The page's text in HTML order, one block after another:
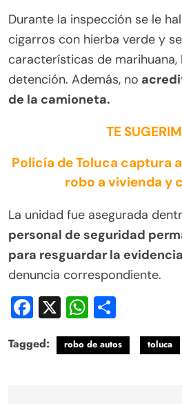
Durante la inspección se le
cigarros con hierba verde y
características de marihuana,
detención. Además, no
de la camioneta.
TE
Policía de Toluca captura
robo a vivienda y
La unidad fue asegurada
personal de seguridad
para resguardar la
denuncia correspondiente.
Facebook
X WhatsApp
Tagged: robo de autos toluca